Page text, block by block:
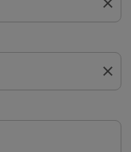
close
close